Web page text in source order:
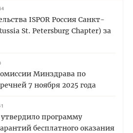
ISPOR Россия Санкт-
St. Petersburg Chapter) за
Минздрава по
7 ноября 2025 года
программу
бесплатного оказания